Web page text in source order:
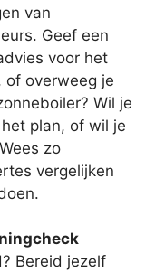
van
Geef een
voor het
of overweeg je
Wil je
plan, of wil je
zo
vergelijken
Bereid jezelf